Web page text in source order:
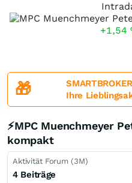
+1,54
🎁
Ihre
⚡MPC Muenchmeyer
kompakt
Aktivität Forum (3M)
4 Beiträge